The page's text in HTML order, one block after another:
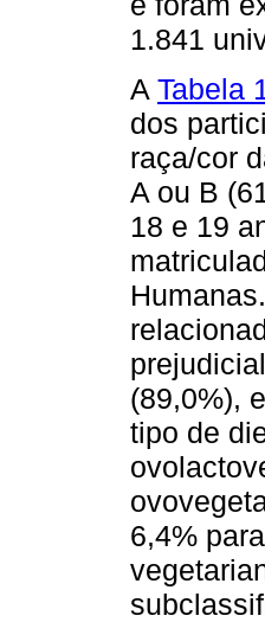
1.841
A Tabela
dos
raça/cor
A ou B
18 e 19
(89,0%),
tipo de
6,4%